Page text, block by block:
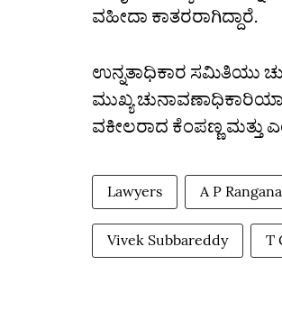
ವಹೀದಾ ಕಾತರರಾಗಿದ್ದಾರೆ.
ಉನ್ನತಾಧಿಕಾರ ಸಮಿತಿಯು
ಮುಖ್ಯ
ವಕೀಲರಾದ ಕೆಂಪಣ್ಣ ಮತ್ತು
Lawyers A P
Vivek Subbareddy T